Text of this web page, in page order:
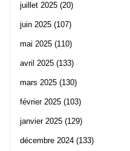
juillet 2025 (20)
juin 2025 (107)
mai 2025 (110)
avril 2025 (133)
mars 2025 (130)
février 2025 (103)
janvier 2025 (129)
décembre 2024 (133)